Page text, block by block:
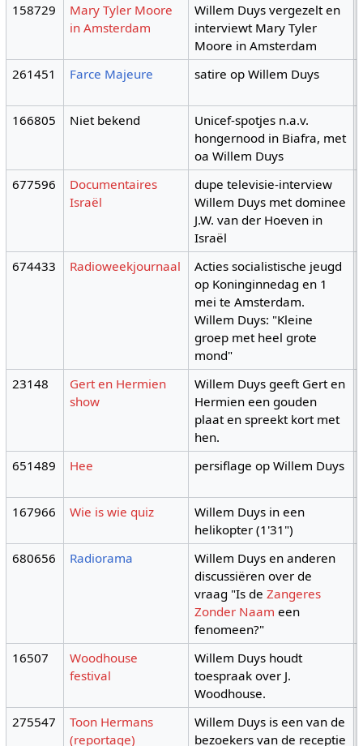
158729
Mary Tyler Moore
in Amsterdam
Willem Duys vergezelt en
interviewt Mary Tyler
Moore in Amsterdam
261451 Farce Majeure satire op Willem Duys
166805 Niet bekend
Unicef-spotjes n.a.v.
hongernood in Biafra, met
oa Willem Duys
677596
Documentaires
Israël
dupe televisie-interview
Willem Duys met dominee
J.W. van der Hoeven in
Israël
674433
Radioweekjournaal
Acties socialistische jeugd
op Koninginnedag en 1
mei te Amsterdam.
Willem Duys: "Kleine
groep met heel grote
mond"
23148
Gert en Hermien
show
Willem Duys geeft Gert en
Hermien een gouden
plaat en spreekt kort met
hen.
651489 Hee persiflage op Willem Duys
167966 Wie is wie quiz
Willem Duys in een
helikopter (1'31")
680656 Radiorama
Willem Duys en anderen
discussiëren over de
vraag "Is deZangeres
Zonder Naam een
fenomeen?"
16507
Woodhouse
festival
Willem Duys houdt
toespraak over J.
Woodhouse.
275547
Toon Hermans
(reportage)
Willem Duys is een van de
bezoekers van de receptie